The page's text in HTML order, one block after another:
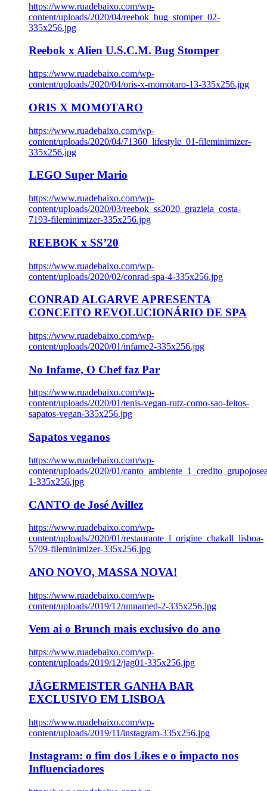
https://www.ruadebaixo.com/wp-
content/uploads/2020/04/reebok_bug_stomper_02-
335x256.jpg
Reebok x Alien U.S.C.M. Bug Stomper
https://www.ruadebaixo.com/wp-
content/uploads/2020/04/oris-x-momotaro-13-335x256.jpg
ORIS X MOMOTARO
https://www.ruadebaixo.com/wp-
content/uploads/2020/04/71360_lifestyle_01-fileminimizer-
335x256.jpg
LEGO Super Mario
https://www.ruadebaixo.com/wp-
content/uploads/2020/03/reebok_ss2020_graziela_costa-
7193-fileminimizer-335x256.jpg
REEBOK x SS’20
https://www.ruadebaixo.com/wp-
content/uploads/2020/02/conrad-spa-4-335x256.jpg
CONRAD ALGARVE APRESENTA
CONCEITO REVOLUCIONÁRIO DE SPA
https://www.ruadebaixo.com/wp-
content/uploads/2020/01/infame2-335x256.jpg
No Infame, O Chef faz Par
https://www.ruadebaixo.com/wp-
content/uploads/2020/01/tenis-vegan-rutz-como-sao-feitos-
sapatos-vegan-335x256.jpg
Sapatos veganos
https://www.ruadebaixo.com/wp-
content/uploads/2020/01/
1-335x256.jpg
CANTO de José Avillez
https://www.ruadebaixo.com/wp-
content/uploads/2020/01/restaurante_l_origine_chakall_lisboa-
5709-fileminimizer-335x256.jpg
ANO NOVO, MASSA NOVA!
https://www.ruadebaixo.com/wp-
content/uploads/2019/12/unnamed-2-335x256.jpg
Vem ai o Brunch mais exclusivo do ano
https://www.ruadebaixo.com/wp-
content/uploads/2019/12/jag01-335x256.jpg
JÄGERMEISTER GANHA BAR
EXCLUSIVO EM LISBOA
https://www.ruadebaixo.com/wp-
content/uploads/2019/11/instagram-335x256.jpg
Instagram: o fim dos Likes e o impacto nos
Influenciadores